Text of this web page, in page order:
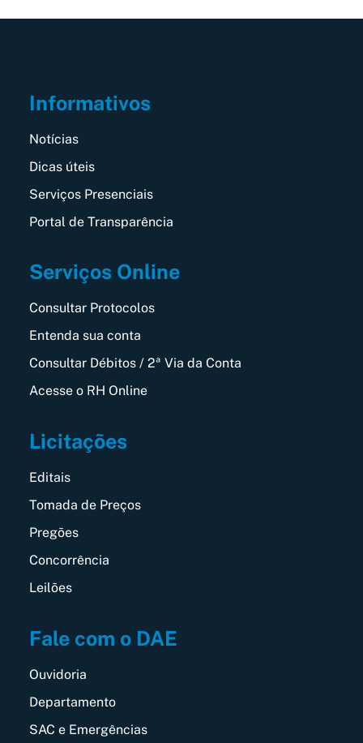
Informativos
Notícias
Dicas úteis
Serviços Presenciais
Portal de Transparência
Serviços Online
Consultar Protocolos
Entenda sua conta
Consultar Débitos / 2ª Via da Conta
Acesse o RH Online
Licitações
Editais
Tomada de Preços
Pregões
Concorrência
Leilões
Fale com o DAE
Ouvidoria
Departamento
SAC e Emergências